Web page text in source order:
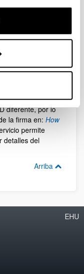
y seguimiento de
con del
de autor
de
en Scopus,
diferente, por lo
la firma en: How
permite
detalles del
Arriba
EHU